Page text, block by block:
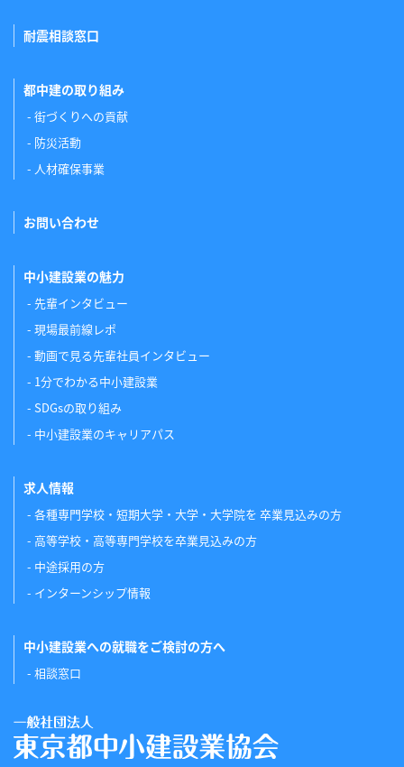
耐震相談窓口
都中建の取り組み
街づくりへの貢献
防災活動
人材確保事業
お問い合わせ
中小建設業の魅力
先輩インタビュー
現場最前線レポ
動画で見る先輩社員インタビュー
1分でわかる中小建設業
SDGsの取り組み
中小建設業のキャリアパス
求人情報
各種専門学校・短期大学・大学・大学院を 卒業見込みの方
高等学校・高等専門学校を卒業見込みの方
中途採用の方
インターンシップ情報
中小建設業への就職をご検討の方へ
相談窓口